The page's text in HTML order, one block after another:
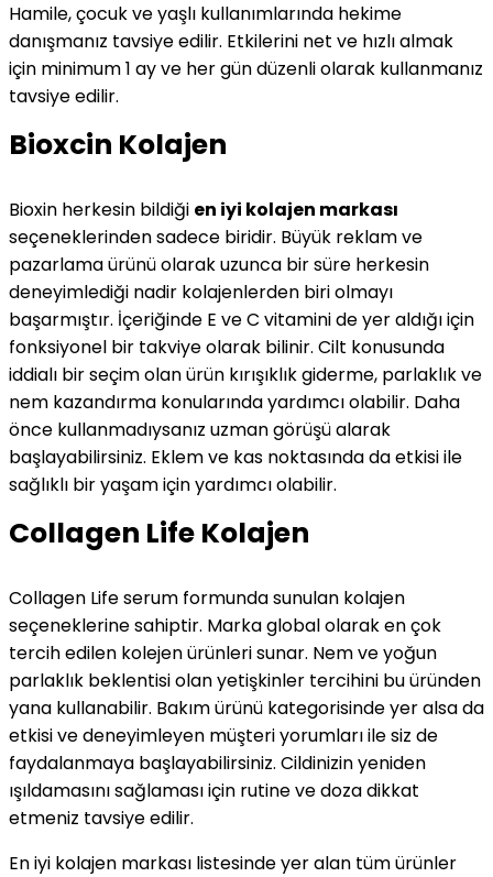
Hamile, çocuk ve yaşlı kullanımlarında hekime
danışmanız tavsiye edilir. Etkilerini net ve hızlı almak
için minimum 1 ay ve her gün düzenli olarak kullanmanız
tavsiye edilir.
Bioxcin Kolajen
Bioxin herkesin bildiği en iyi kolajen markası
seçeneklerinden sadece biridir. Büyük reklam ve
pazarlama ürünü olarak uzunca bir süre herkesin
deneyimlediği nadir kolajenlerden biri olmayı
başarmıştır. İçeriğinde E ve C vitamini de yer aldığı için
fonksiyonel bir takviye olarak bilinir. Cilt konusunda
iddialı bir seçim olan ürün kırışıklık giderme, parlaklık ve
nem kazandırma konularında yardımcı olabilir. Daha
önce kullanmadıysanız uzman görüşü alarak
başlayabilirsiniz. Eklem ve kas noktasında da etkisi ile
sağlıklı bir yaşam için yardımcı olabilir.
Collagen Life Kolajen
Collagen Life serum formunda sunulan kolajen
seçeneklerine sahiptir. Marka global olarak en çok
tercih edilen kolejen ürünleri sunar. Nem ve yoğun
parlaklık beklentisi olan yetişkinler tercihini bu üründen
yana kullanabilir. Bakım ürünü kategorisinde yer alsa da
etkisi ve deneyimleyen müşteri yorumları ile siz de
faydalanmaya başlayabilirsiniz. Cildinizin yeniden
ışıldamasını sağlaması için rutine ve doza dikkat
etmeniz tavsiye edilir.
En iyi kolajen markası listesinde yer alan tüm ürünler